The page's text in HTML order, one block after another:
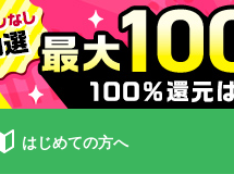
はじめての方へ